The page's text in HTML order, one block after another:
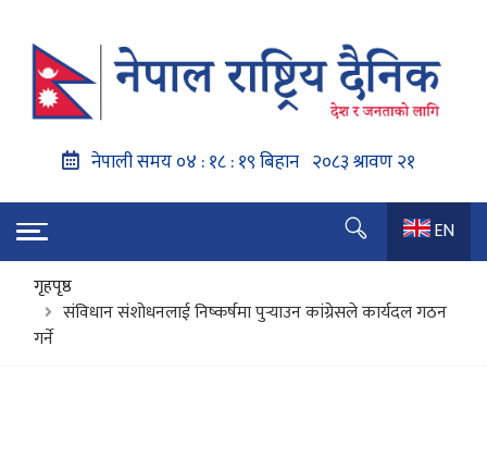
EN
गृहपृष्ठ
संविधान संशोधनलाई निष्कर्षमा पुर्‍याउन कांग्रेसले कार्यदल गठन
गर्ने